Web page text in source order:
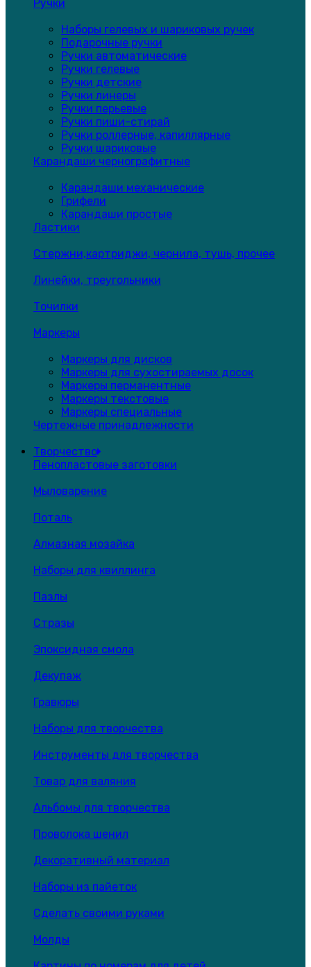
Ручки
Наборы гелевых и шариковых ручек
Подарочные ручки
Ручки автоматические
Ручки гелевые
Ручки детские
Ручки линеры
Ручки перьевые
Ручки пиши-стирай
Ручки роллерные, капиллярные
Ручки шариковые
Карандаши чернографитные
Карандаши механические
Грифели
Карандаши простые
Ластики
Стержни,картриджи, чернила, тушь, прочее
Линейки, треугольники
Точилки
Маркеры
Маркеры для дисков
Маркеры для сухостираемых досок
Маркеры перманентные
Маркеры текстовые
Маркеры специальные
Чертежные принадлежности
Творчество
Пенопластовые заготовки
Мыловарение
Поталь
Алмазная мозайка
Наборы для квиллинга
Пазлы
Стразы
Эпоксидная смола
Декупаж
Гравюры
Наборы для творчества
Инструменты для творчества
Товар для валяния
Альбомы для творчества
Проволока шенил
Декоративный материал
Наборы из пайеток
Сделать своими руками
Молды